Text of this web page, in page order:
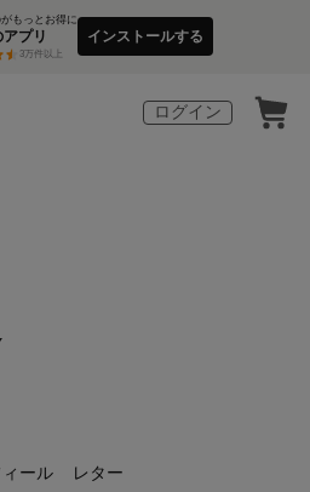
もっとお得に
プリ
3万件以上
インストールする
ログイン
ール レター